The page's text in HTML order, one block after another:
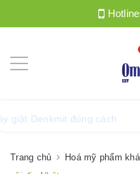
máy giặt Denkmit đúng cách
Trang chủ Hoá mỹ phẩm